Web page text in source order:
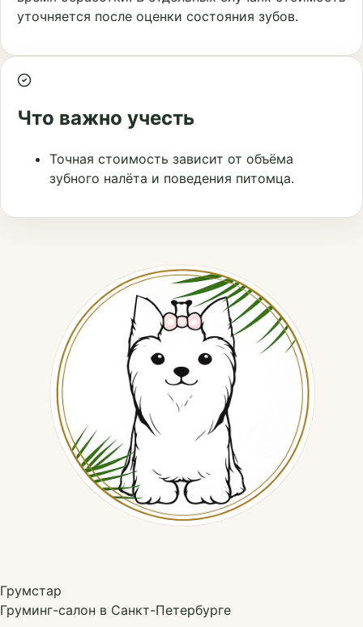
уточняется после оценки состояния зубов.
Что важно учесть
Точная стоимость зависит от объёма
зубного налёта и поведения питомца.
Грумстар
Груминг-салон в Санкт-Петербурге